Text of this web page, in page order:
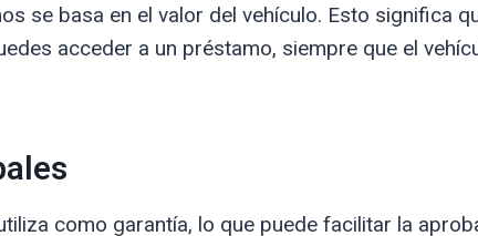
se basa en el valor del vehículo. Esto significa
acceder a un préstamo, siempre que el
como garantía, lo que puede facilitar la